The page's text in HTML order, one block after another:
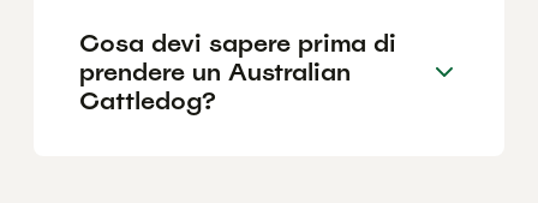
Cosa devi sapere prima di
prendere un Australian
Cattledog?